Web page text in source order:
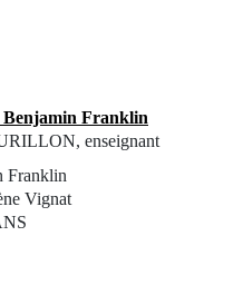
Benjamin Franklin
enseignant
Franklin
Vignat